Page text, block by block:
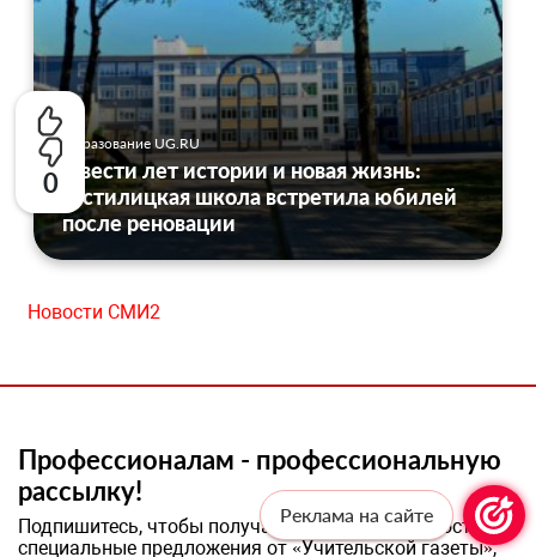
0
Образование UG.RU
Двести лет истории и новая жизнь:
Гостилицкая школа встретила юбилей
после реновации
Новости СМИ2
Профессионалам - профессиональную
рассылку!
Подпишитесь, чтобы получать актуальные новости и
специальные предложения от «Учительской газеты»,
Реклама на сайте